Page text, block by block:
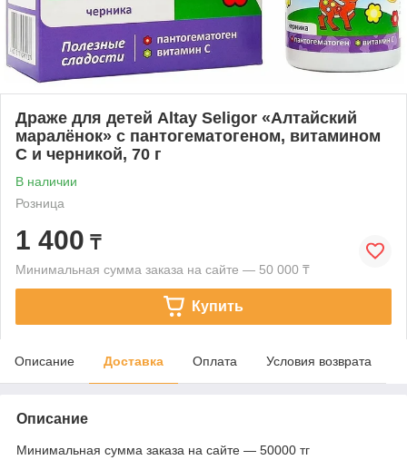
Драже для детей Altay Seligor «Алтайский
маралёнок» с пантогематогеном, витамином
С и черникой, 70 г
В наличии
Розница
1 400 ₸
Минимальная сумма заказа на сайте — 50 000 ₸
Купить
Описание Доставка Оплата Условия возврата
Описание
Минимальная сумма заказа на сайте — 50000 тг